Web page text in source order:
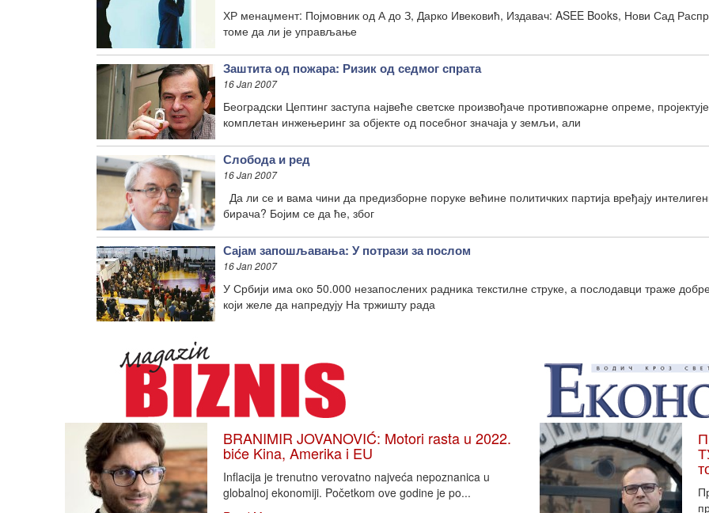
ХР менаџмент: Појмовник од А до З, Дарко Ивековић, Издавач: ASEE Books, Нови Сад
томе да ли је управљање
Заштита од пожара: Ризик од седмог спрата
16 Jan 2007
Београдски Цептинг заступа највеће светске произвођаче противпожарне опреме,
комплетан инжењеринг за објекте од посебног значаја у земљи, али
Слобода и ред
16 Jan 2007
Да ли се и вама чини да предизборне поруке већине политичких партија вређају
бирача? Бојим се да ће, због
Сајам запошљавања: У потрази за послом
16 Jan 2007
У Србији има око 50.000 незапослених радника текстилне струке, а послодавци траже
који желе да напредују На тржишту рада
BRANIMIR JOVANOVIĆ: Motori rasta u 2022.
biće Kina, Amerika i EU
Inflacija je trenutno verovatno najveća nepoznanica u
globalnoj ekonomiji. Početkom ove godine je po...